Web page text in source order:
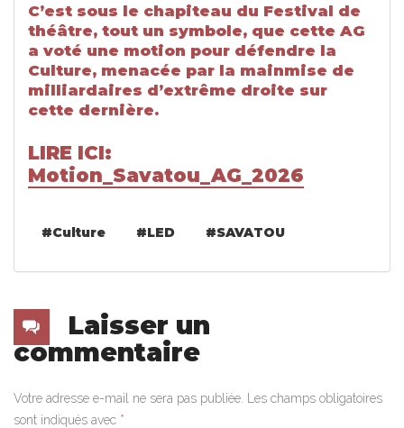
C’est sous le chapiteau du Festival de
théâtre, tout un symbole, que cette AG
a voté une motion pour défendre la
Culture, menacée par la mainmise de
milliardaires d’extrême droite sur
cette dernière.
LIRE ICI:
Motion_Savatou_AG_2026
#culture #LED #SAVATOU
Laisser un
commentaire
Votre adresse e-mail ne sera pas publiée.
Les champs obligatoires
sont indiqués avec *